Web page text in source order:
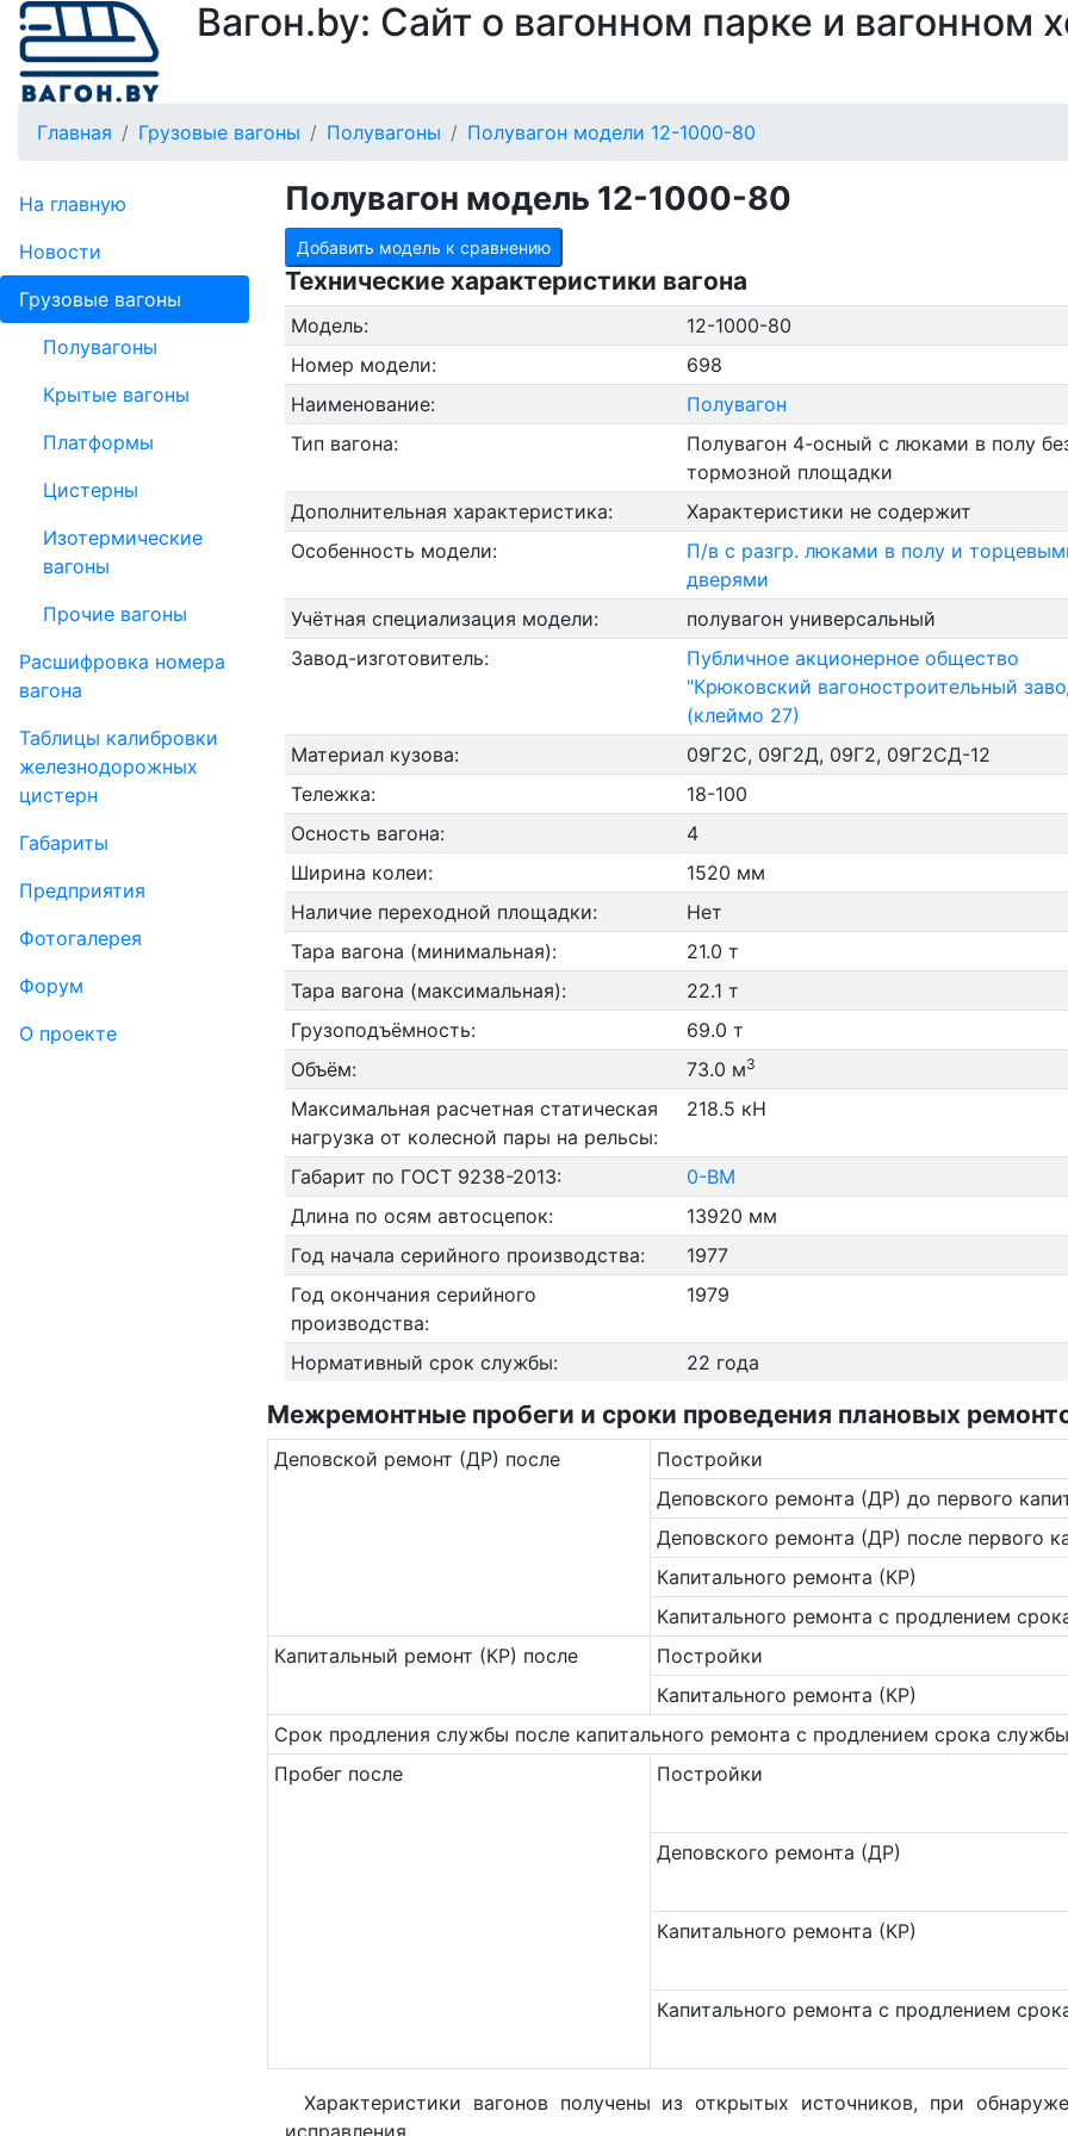
Вагон.by: Сайт о вагонном парке и вагонном
Главная Грузовые вагоны Полувагоны Полувагон модели 12-1000-80
На главную
Новости
Грузовые вагоны
Полувагоны
Крытые вагоны
Платформы
Цистерны
Изотермические
вагоны
Прочие вагоны
Рас­шифров­ка номера
вагона
Таблицы калибровки
же­лезно­дорожных
цистерн
Габариты
Пред­прия­тия
Фо­то­га­ле­рея
Форум
О проекте
Полувагон модель 12-1000-80
Добавить модель к сравнению
Технические характеристики вагона
Модель:
12-1000-80
Номер модели:
698
Наименование:
Полувагон
Тип вагона:
Полувагон 4-осный с люками в полу
тормозной площадки
Дополнительная характеристика:
Характеристики не содержит
Особенность модели:
П/в с разгр. люками в полу и
дверями
Учётная специализация модели:
полувагон универсальный
Завод-изготовитель:
Публичное акционерное общество
"Крюковский вагоностроительный
(клеймо 27)
Материал кузова:
09Г2С, 09Г2Д, 09Г2, 09Г2СД-12
Тележка:
18-100
Осность вагона:
4
Ширина колеи:
1520 мм
Наличие переходной площадки:
Нет
Тара вагона (минимальная):
21.0 т
Тара вагона (максимальная):
22.1 т
Грузоподъёмность:
69.0 т
Объём:
73.0 м3
Максимальная расчетная статическая
нагрузка от колесной пары на рельсы:
218.5 кН
Габарит по ГОСТ 9238-2013:
0-ВМ
Длина по осям автосцепок:
13920 мм
Год начала серийного производства:
1977
Год окончания серийного
производства:
1979
Нормативный срок службы: 22 года
Межремонтные пробеги и сроки проведения плановых
Де­повс­кой ремонт (ДР) после
Постройки
Деповского ремонта (ДР) до первого
Деповского ремонта (ДР) после первого
Капитального ремонта (КР)
Ка­питального ремонта с продлением
Ка­пи­таль­ный ремонт (КР) после
Постройки
Капитального ремонта (КР)
Срок продления службы после капитального ремонта с продлением срока
Пробег после
Постройки
Деповского ремонта (ДР)
Капитального ремонта (КР)
Капитального ремонта с продлением
Характеристики вагонов получены из открытых источников, при
исправления.